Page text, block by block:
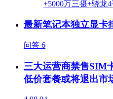
最新笔记本独立显卡
问答 6
三大运营商禁售SIM
低价套餐或将退出市